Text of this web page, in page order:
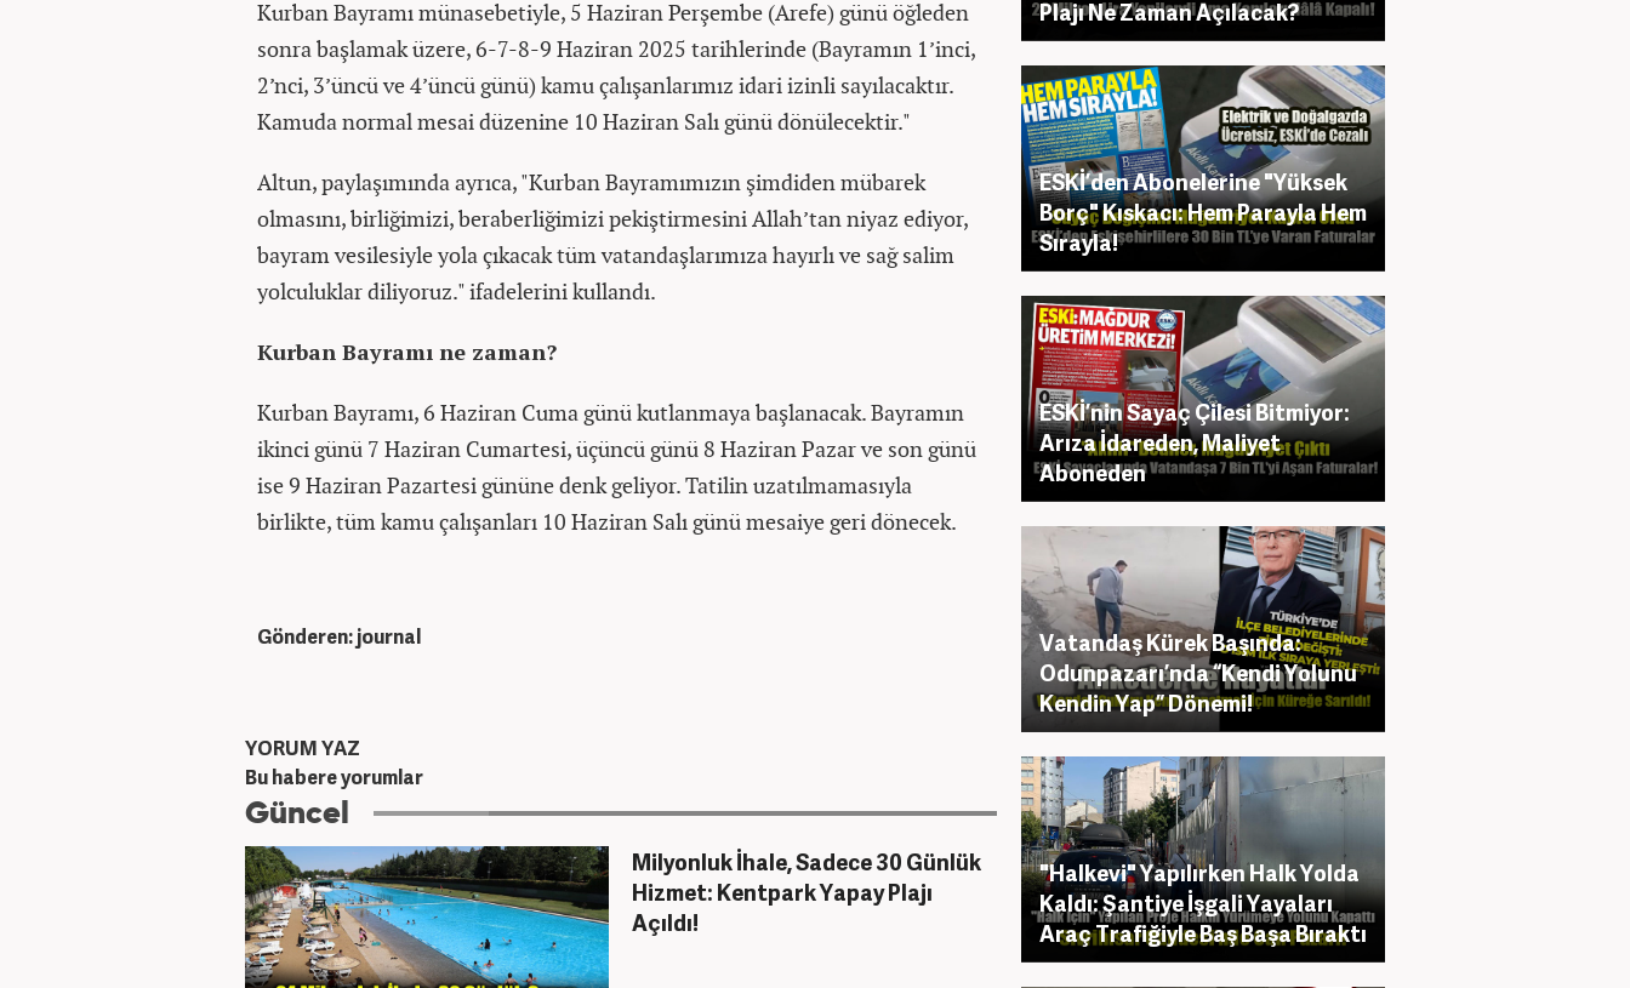
Kurban Bayramı münasebetiyle, 5 Haziran Perşembe (Arefe) günü öğleden
sonra başlamak üzere, 6-7-8-9 Haziran 2025 tarihlerinde (Bayramın 1’inci,
2’nci, 3’üncü ve 4’üncü günü) kamu çalışanlarımız idari izinli sayılacaktır.
Kamuda normal mesai düzenine 10 Haziran Salı günü dönülecektir."
Altun, paylaşımında ayrıca, "Kurban Bayramımızın şimdiden mübarek
olmasını, birliğimizi, beraberliğimizi pekiştirmesini Allah’tan niyaz ediyor,
bayram vesilesiyle yola çıkacak tüm vatandaşlarımıza hayırlı ve sağ salim
yolculuklar diliyoruz." ifadelerini kullandı.
Kurban Bayramı ne zaman?
Kurban Bayramı, 6 Haziran Cuma günü kutlanmaya başlanacak. Bayramın
ikinci günü 7 Haziran Cumartesi, üçüncü günü 8 Haziran Pazar ve son günü
ise 9 Haziran Pazartesi gününe denk geliyor. Tatilin uzatılmamasıyla
birlikte, tüm kamu çalışanları 10 Haziran Salı günü mesaiye geri dönecek.
Gönderen: journal
YORUM YAZ
Bu habere yorumlar
Güncel
Milyonluk İhale, Sadece 30 Günlük
Hizmet: Kentpark Yapay Plajı
Açıldı!
Plajı Ne Zaman Açılacak?
ESKİ’den Abonelerine "Yüksek
Borç" Kıskacı: Hem Parayla Hem
Sırayla!
ESKİ’nin Sayaç Çilesi Bitmiyor:
Arıza İdareden, Maliyet
Aboneden
Vatandaş Kürek Başında:
Odunpazarı’nda “Kendi Yolunu
Kendin Yap” Dönemi!
"Halkevi" Yapılırken Halk Yolda
Kaldı: Şantiye İşgali Yayaları
Araç Trafiğiyle Baş Başa Bıraktı